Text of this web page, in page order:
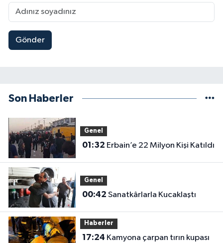
Gönder
Son Haberler
Genel
01:32 Erbain’e 22 Milyon Kişi Katıldı
Genel
00:42 Sanatkârlarla Kucaklaştı
Haberler
17:24